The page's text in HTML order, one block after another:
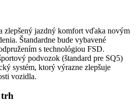
zlepšený jazdný komfort vďaka novým
Štandardne bude vybavené
s technológiou FSD.
podvozok (štandard pre SQ5)
systém, ktorý výrazne zlepšuje
vozidla.
trh